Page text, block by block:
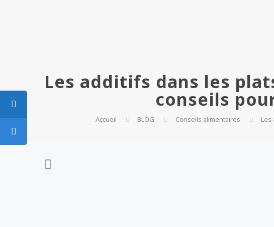
Les additifs dans les
conseils
Accueil BLOG Conseils alimentaires